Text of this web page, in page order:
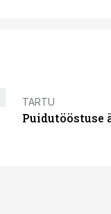
TARTU
Puidutööstuse